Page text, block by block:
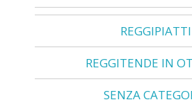
REGGIPIATTI
REGGITENDE IN
SENZA